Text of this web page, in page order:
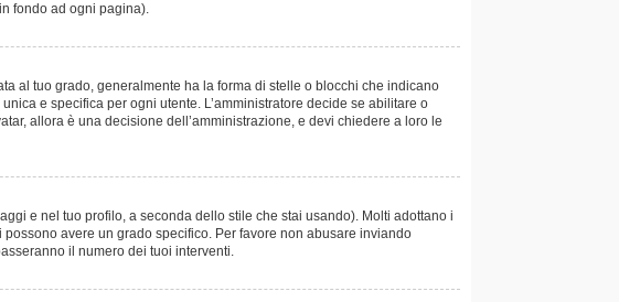
fondo ad ogni pagina).
al tuo grado, generalmente ha la forma di stelle o blocchi che indicano
e specifica per ogni utente. L’amministratore decide se abilitare o
allora è una decisione dell’amministrazione, e devi chiedere a loro le
e nel tuo profilo, a seconda dello stile che stai usando). Molti adottano i
avere un grado specifico. Per favore non abusare inviando
il numero dei tuoi interventi.